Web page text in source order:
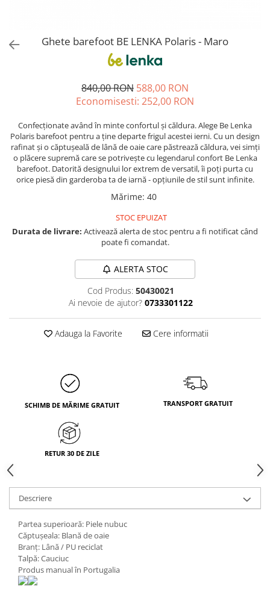
ReduceriGhete barefoot BE LENKA Polaris - Maro
840,00 RON 588,00 RON
Economisesti: 252,00 RON
Confecționate având în minte confortul și căldura. Alege Be Lenka
Polaris barefoot pentru a ține departe frigul acestei ierni. Cu un design
rafinat și o căptușeală de lână de oaie care păstrează căldura, vei simți
o plăcere supremă care se potrivește cu legendarul confort Be Lenka
barefoot. Datorită designului lor extrem de versatil, îi poți purta cu
orice piesă din garderoba ta de iarnă - opțiunile de stil sunt infinite.
Mărime: 40
STOC EPUIZAT
Durata de livrare: Activează alerta de stoc pentru a fi notificat când
poate fi comandat.
ALERTA STOC
Cod Produs: 50430021
Ai nevoie de ajutor? 0733301122
Adauga la Favorite Cere informatii
SCHIMB DE MĂRIME GRATUIT TRANSPORT GRATUIT
RETUR 30 DE ZILE
Descriere
Partea superioară: Piele nubuc
Căptușeala: Blană de oaie
Branț: Lână / PU reciclat
Talpă: Cauciuc
Produs manual în Portugalia